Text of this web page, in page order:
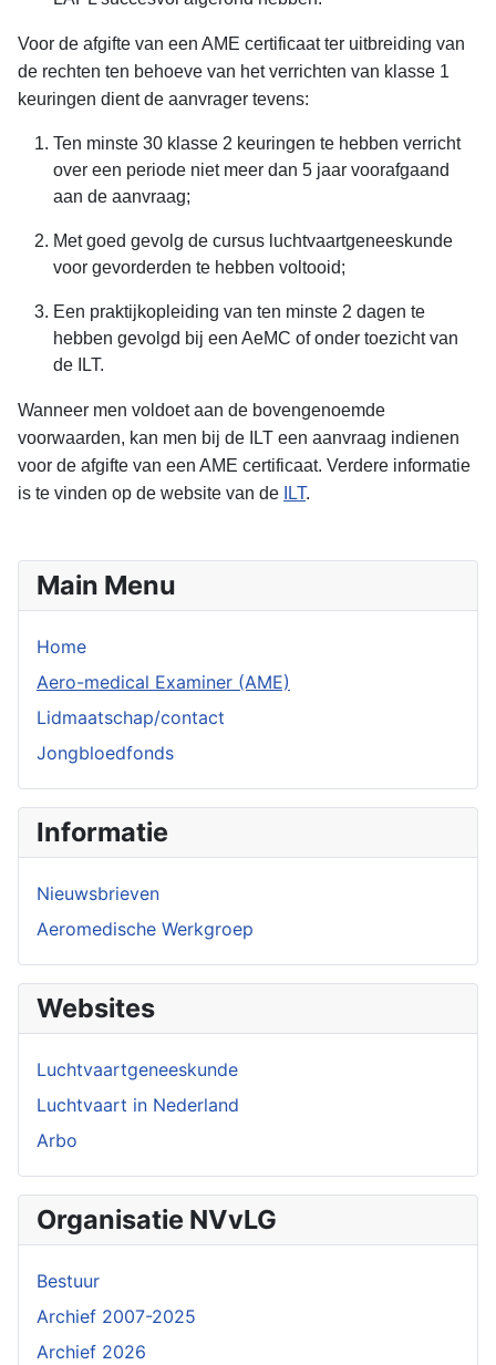
Voor de afgifte van een AME certificaat ter uitbreiding van
de rechten ten behoeve van het verrichten van klasse 1
keuringen dient de aanvrager tevens:
Ten minste 30 klasse 2 keuringen te hebben verricht
over een periode niet meer dan 5 jaar voorafgaand
aan de aanvraag;
Met goed gevolg de cursus luchtvaartgeneeskunde
voor gevorderden te hebben voltooid;
Een praktijkopleiding van ten minste 2 dagen te
hebben gevolgd bij een AeMC of onder toezicht van
de ILT.
Wanneer men voldoet aan de bovengenoemde
voorwaarden, kan men bij de ILT een aanvraag indienen
voor de afgifte van een AME certificaat. Verdere informatie
is te vinden op de website van de
ILT.
Main Menu
Home
Aero-medical Examiner (AME)
Lidmaatschap/contact
Jongbloedfonds
Informatie
Nieuwsbrieven
Aeromedische Werkgroep
Websites
Luchtvaartgeneeskunde
Luchtvaart in Nederland
Arbo
Organisatie NVvLG
Bestuur
Archief 2007-2025
Archief 2026